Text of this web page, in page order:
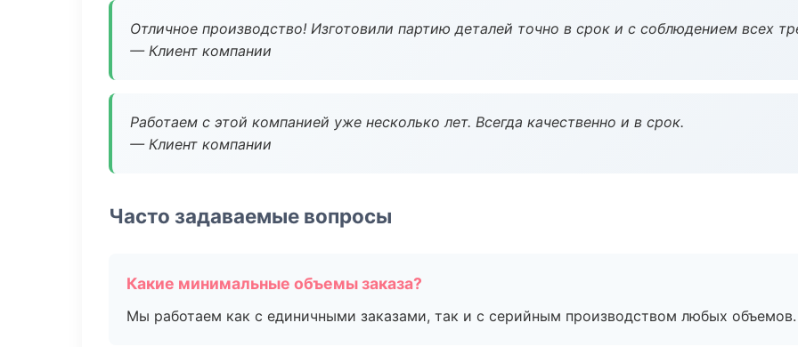
Отличное производство! Изготовили партию деталей точно в срок и с соблюдением всех
— Клиент компании
Работаем с этой компанией уже несколько лет. Всегда качественно и в срок.
— Клиент компании
Часто задаваемые вопросы
Какие минимальные объемы заказа?
Мы работаем как с единичными заказами, так и с серийным производством любых объемов.